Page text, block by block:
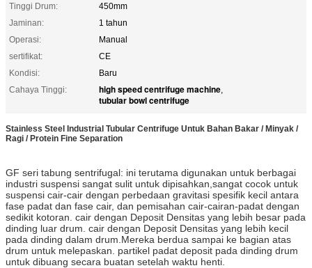
Tinggi Drum:
450mm
Jaminan:
1 tahun
Operasi:
Manual
sertifikat:
CE
Kondisi:
Baru
Cahaya Tinggi:
high speed centrifuge machine,
tubular bowl centrifuge
Stainless Steel Industrial Tubular Centrifuge Untuk Bahan Bakar / Minyak /
Ragi / Protein Fine Separation
GF seri tabung sentrifugal: ini terutama digunakan untuk berbagai
industri suspensi sangat sulit untuk dipisahkan,sangat cocok untuk
suspensi cair-cair dengan perbedaan gravitasi spesifik kecil antara
fase padat dan fase cair, dan pemisahan cair-cairan-padat dengan
sedikit kotoran. cair dengan Deposit Densitas yang lebih besar pada
dinding luar drum. cair dengan Deposit Densitas yang lebih kecil
pada dinding dalam drum.Mereka berdua sampai ke bagian atas
drum untuk melepaskan. partikel padat deposit pada dinding drum
untuk dibuang secara buatan setelah waktu henti.